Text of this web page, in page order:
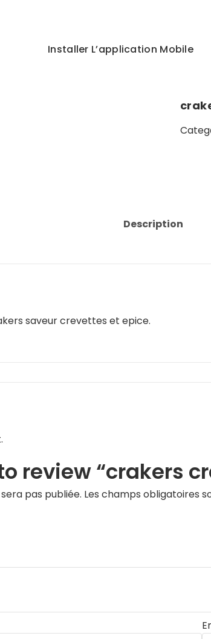
Installer L’application Mobile
Description
saveur crevettes et epice.
review “crakers
pas publiée. Les champs obligatoires